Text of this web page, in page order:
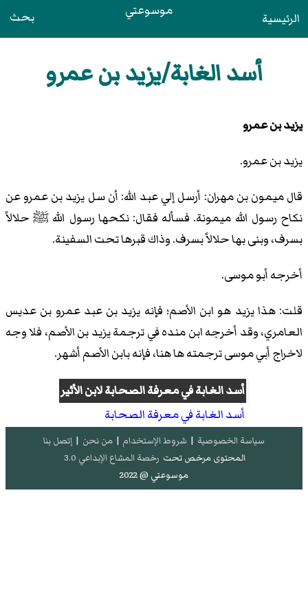
الرئيسية موسوعتي بحث
أسد الغابة/يزيد بن عمرو
يزيد بن عمرو
يزيد بن عمرو.
قال ميمون بن مهران: أرسل إلي عبد الله: أن سل يزيد بن عمرو عن
نكاح رسول الله ميمونة. فسأله فقال: نكحها رسول الله ﷺ حلالاً
بسرف، وبنى بها حلالاً بسرف. وذاك قبرها تحت السفينة.
أخرجه أبو موسى.
قلت: هذا يزيد هو ابن الأصم؛ فإنه يزيد بن عبد عمرو بن عديس
العامري، وقد أخرجه ابن منده في ترجمة يزيد بن الأصم، فلا وجه
لاخراج أبي موسى ترجمته ها هنا، فإنه بابن الأصم أشهر.
أسد الغابة في معرفة الصحابةلابن الأثير
أسد الغابة في معرفة الصحابة
سياسة الخصوصية | شروط الإستخدام | من نحن | إتصل بنا
المحتوى مرخص تحت رخصة المشاع الإبداعي 3.0
موسوعتي @ 2022